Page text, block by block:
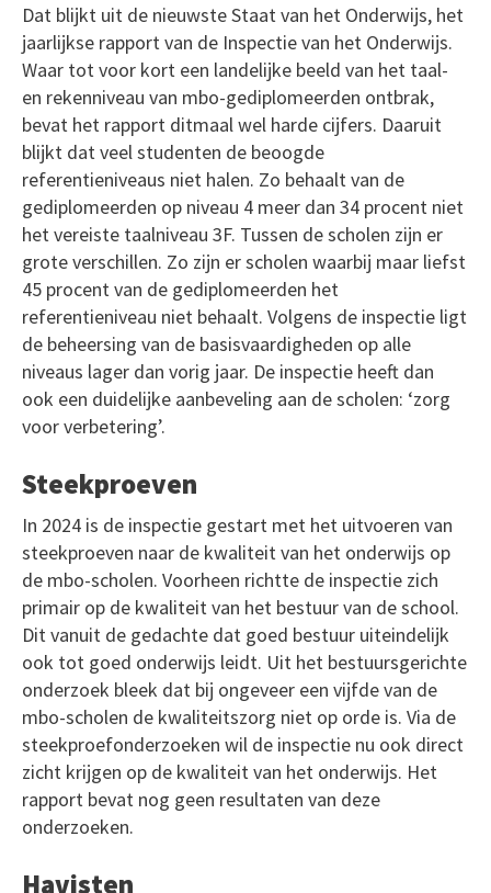
Dat blijkt uit de nieuwste Staat van het Onderwijs, het
jaarlijkse rapport van de Inspectie van het Onderwijs.
Waar tot voor kort een landelijke beeld van het taal-
en rekenniveau van mbo-gediplomeerden ontbrak,
bevat het rapport ditmaal wel harde cijfers. Daaruit
blijkt dat veel studenten de beoogde
referentieniveaus niet halen. Zo behaalt van de
gediplomeerden op niveau 4 meer dan 34 procent niet
het vereiste taalniveau 3F. Tussen de scholen zijn er
grote verschillen. Zo zijn er scholen waarbij maar liefst
45 procent van de gediplomeerden het
referentieniveau niet behaalt. Volgens de inspectie ligt
de beheersing van de basisvaardigheden op alle
niveaus lager dan vorig jaar. De inspectie heeft dan
ook een duidelijke aanbeveling aan de scholen: ‘zorg
voor verbetering’.
Steekproeven
In 2024 is de inspectie gestart met het uitvoeren van
steekproeven naar de kwaliteit van het onderwijs op
de mbo-scholen. Voorheen richtte de inspectie zich
primair op de kwaliteit van het bestuur van de school.
Dit vanuit de gedachte dat goed bestuur uiteindelijk
ook tot goed onderwijs leidt. Uit het bestuursgerichte
onderzoek bleek dat bij ongeveer een vijfde van de
mbo-scholen de kwaliteitszorg niet op orde is. Via de
steekproefonderzoeken wil de inspectie nu ook direct
zicht krijgen op de kwaliteit van het onderwijs. Het
rapport bevat nog geen resultaten van deze
onderzoeken.
Havisten